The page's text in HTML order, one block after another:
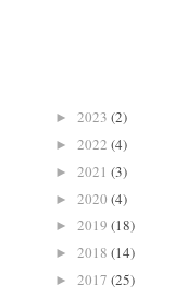
► 2023 (2)
► 2022 (4)
► 2021 (3)
► 2020 (4)
► 2019 (18)
► 2018 (14)
► 2017 (25)